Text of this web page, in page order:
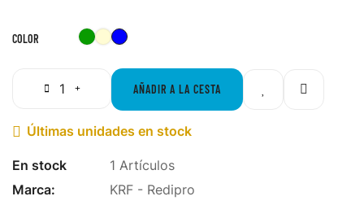
COLOR VerdeTransparente
Azul
AÑADIR A LA CESTA
 Últimas unidades en stock
En stock
1 Artículos
Marca:
KRF - Redipro